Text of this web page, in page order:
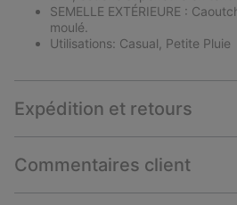
SEMELLE EXTÉRIEURE :
moulé.
Utilisations: Casual, Petite Pluie
Expédition et retours
Commentaires client